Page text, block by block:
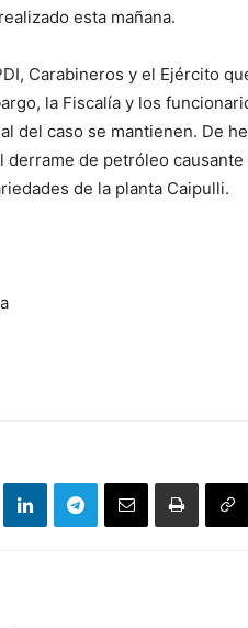
esta mañana.
Carabineros y el Ejército
la Fiscalía y los
del caso se mantienen. De
derrame de petróleo
de la planta Caipulli.